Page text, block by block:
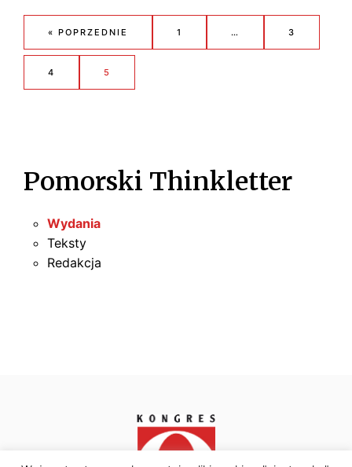
« POPRZEDNIE 1 … 3
4 5
Pomorski Thinkletter
Wydania
Teksty
Redakcja